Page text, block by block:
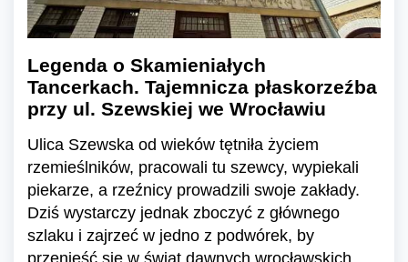
Legenda o Skamieniałych
Tancerkach. Tajemnicza płaskorzeźba
przy ul. Szewskiej we Wrocławiu
Ulica Szewska od wieków tętniła życiem
rzemieślników, pracowali tu szewcy, wypiekali
piekarze, a rzeźnicy prowadzili swoje zakłady.
Dziś wystarczy jednak zboczyć z głównego
szlaku i zajrzeć w jedno z podwórek, by